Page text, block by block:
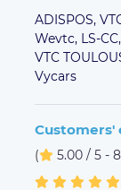
Lucie B.
Parfait,
sympa